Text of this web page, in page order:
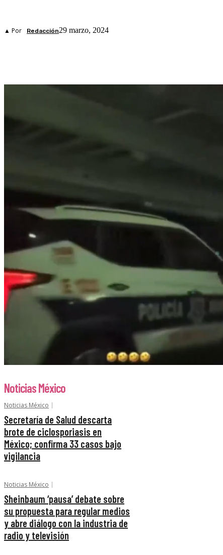
▲ Por Redacción29 marzo, 2024
Noticias México
Noticias México
Secretaría de Salud descarta
brote de ciclosporiasis en
México; confirma 33 casos bajo
vigilancia
Noticias México
Sheinbaum ‘pausa’ debate sobre
su propuesta para regular medios
y abre diálogo con la industria de
radio y televisión